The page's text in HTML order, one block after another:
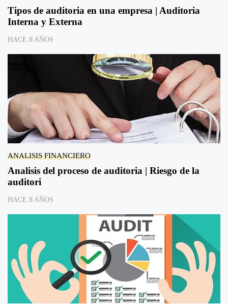
Tipos de auditoria en una empresa | Auditoria
Interna y Externa
HACE 8 AÑOS
ANALISIS FINANCIERO
Analisis del proceso de auditoria | Riesgo de la
auditori
HACE 8 AÑOS